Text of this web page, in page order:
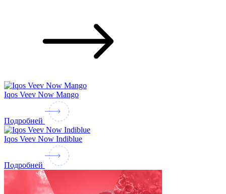
Iqos Veev Now Mango
Подробней
Iqos Veev Now Indiblue
Подробней